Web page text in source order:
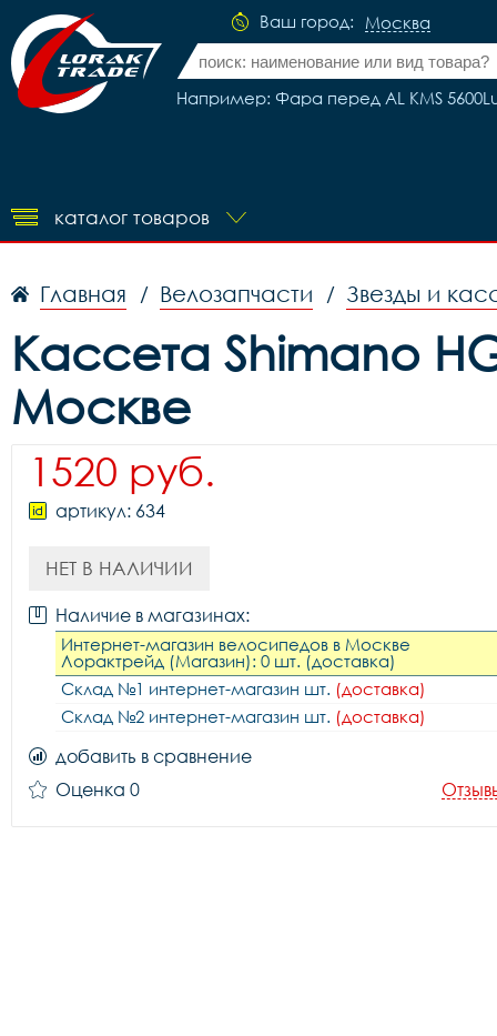
Ваш город: Москва
Например: Фара перед AL KMS
каталог товаров
Главная / Велозапчасти / Звезды и
Кассета Shimano
Москве
1520 руб.
артикул: 634
НЕТ В НАЛИЧИИ
Наличие в магазинах:
Интернет-магазин велосипедов в Москве
Лорактрейд (Магазин): 0 шт. (доставка)
Склад №1 интернет-магазин шт. (доставка)
Склад №2 интернет-магазин шт. (доставка)
добавить в сравнение
Оценка 0